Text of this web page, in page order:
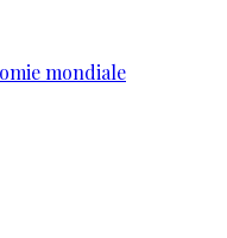
mondiale